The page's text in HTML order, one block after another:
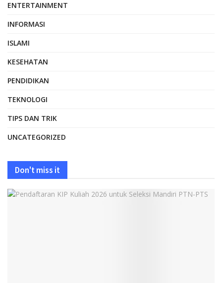
ENTERTAINMENT
INFORMASI
ISLAMI
KESEHATAN
PENDIDIKAN
TEKNOLOGI
TIPS DAN TRIK
UNCATEGORIZED
Don't miss it